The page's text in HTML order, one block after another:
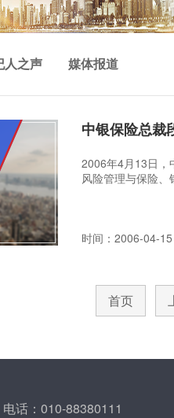
人之声 媒体报道
中银保险总裁
2006年4月13日，
风险管理与保险
时间：2006-04-15
首页
电话： 010-88380111